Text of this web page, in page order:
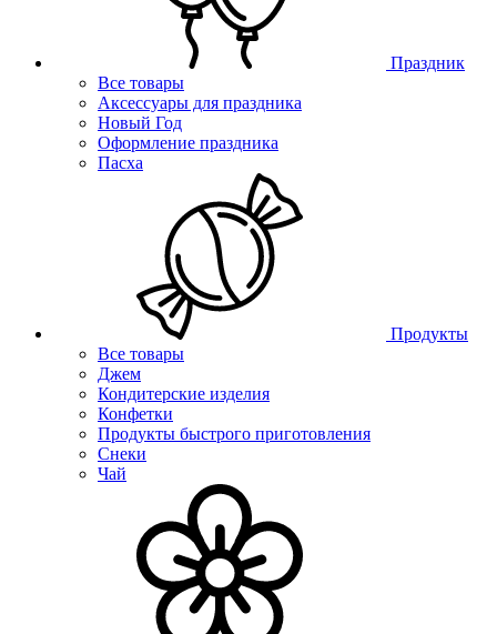
Праздник
Все товары
Аксессуары для праздника
Новый Год
Оформление праздника
Пасха
Продукты
Все товары
Джем
Кондитерские изделия
Конфетки
Продукты быстрого приготовления
Снеки
Чай